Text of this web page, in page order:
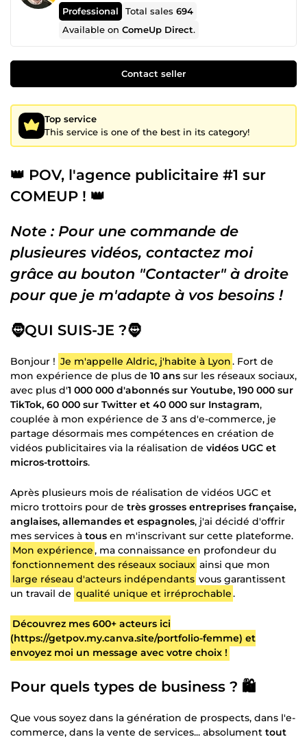
Professional Total sales694
Available onComeUp Direct.
Contact seller
Top service
This service is one of the best in its category!
👑 POV, l'agence publicitaire #1 sur
COMEUP ! 👑
Note : Pour une commande de
plusieures vidéos, contactez moi
grâce au bouton "Contacter"à droite
pour que je m'adapte à vos besoins !
🧔QUI SUIS-JE ?🧔
Bonjour ! Je m'appelle Aldric, j'habite à Lyon. Fort de
mon expérience de plus de 10 ans sur les réseaux sociaux,
avec plus d'1 000 000 d'abonnés sur Youtube, 190 000 sur
TikTok, 60 000 sur Twitter et 40 000 sur Instagram,
couplée à mon expérience de 3 ans d'e-commerce, je
partage désormais mes compétences en création de
vidéos publicitaires via la réalisation de vidéos UGC et
micros-trottoirs.
Après plusieurs mois de réalisation de vidéos UGC et
micro trottoirs pour de très grosses entreprises française,
anglaises, allemandes et espagnoles, j'ai décidé d'offrir
mes services à tous en m'inscrivant sur cette plateforme.
Mon expérience, ma connaissance en profondeur du
fonctionnement des réseaux sociaux ainsi que mon
large réseau d'acteurs indépendants vous garantissent
un travail de qualité unique et irréprochable.
Découvrez mes 600+ acteurs ici
(https://getpov.my.canva.site/portfolio-femme) et
envoyez moi un message avec votre choix !
Pour quels types de business ? 🛍️
Que vous soyez dans la génération de prospects, dans l'e-
commerce, dans la vente de services... absolument tout